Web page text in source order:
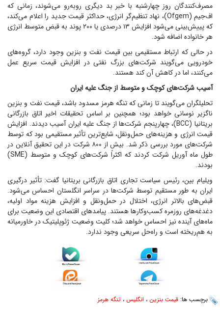
مصرف‌کنندگان روز چهارشنبه با خبر بد دیگری روبه‌رو می‌شوند، زمانی که
اف‌جیم (Ofgem)، نهاد تنظیم‌گر انرژی، حداکثر قیمت جدید را اعلام می‌کند،
که پییش‌بینی می‌شود افزایش ۱۳ درصدی یا ۲۰۰ پوند به قبض متوسط انرژی
هر خانواده اضافه شود.
در حالی که ارتباط مستقیمی بین قیمت نفت و بنزین وجود دارد، گروه‌های
خودرویی می‌گویند شرکت‌های بزرگ نفتی در افزایش قیمت سریع عمل
می‌کنند، اما در کاهش آن کند هستند.
آسیب شرکت‌های کوچک و متوسط از جنگ علیه ایران
تحلیلگران می‌گویند تا زمانی که تنگه هرمز مسدود باشد، قیمت نفت و بنزین
ناگزیر نوسانی خواهد بود؛ همچنین بر اساس تحقیقات اخیر اتاق بازرگانی
بریتانیا (BCC)، چهار‌پنجم شرکت‌ها از جنگ علیه ایران آسیب دیدند. افزایش
قیمت انرژی و هزینه‌های حمل‌ونقل، شایع‌ترین تأثیر مستقیمی بود که توسط
شرکت‌های مورد بررسی ذکر شد. بیش از ۸۰۰ شرکت در این تحقیق آنلاین در
طول ماه آوریل شرکت کردند که اکثراً شرکت‌های کوچک و متوسط (SME)
بودند.
ویلیام بین، رئیس سیاست تجاری اتاق بازرگانی بریتانیا گفت: تأثیر درگیری
ایران به طور مستقیم توسط شرکت‌ها در سراسر انگلستان احساس می‌شود.
قبض‌های بالاتر انرژی، اختلال در حمل‌ونقل و افزایش هزینه مواد اولیه،
دغدغه‌های روزمره کسب‌وکار‌ها هستند. پیامد‌های اقتصادی این وضعیت برای
ماه‌های آینده نیز احساس خواهد شد؛ کلیت وضعیت ژئوپلیتیک در خاورمیانه
به هم‌ریخته است و راه‌حل سریعی وجود ندارد.
برچسب ها: قیمت بنزین ، انگلیس ، تنگه هرمز